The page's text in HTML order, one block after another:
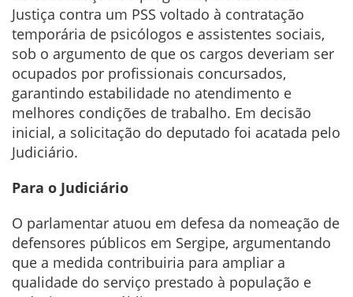
Justiça contra um PSS voltado à contratação
temporária de psicólogos e assistentes sociais,
sob o argumento de que os cargos deveriam ser
ocupados por profissionais concursados,
garantindo estabilidade no atendimento e
melhores condições de trabalho. Em decisão
inicial, a solicitação do deputado foi acatada pelo
Judiciário.
Para o Judiciário
O parlamentar atuou em defesa da nomeação de
defensores públicos em Sergipe, argumentando
que a medida contribuiria para ampliar a
qualidade do serviço prestado à população e